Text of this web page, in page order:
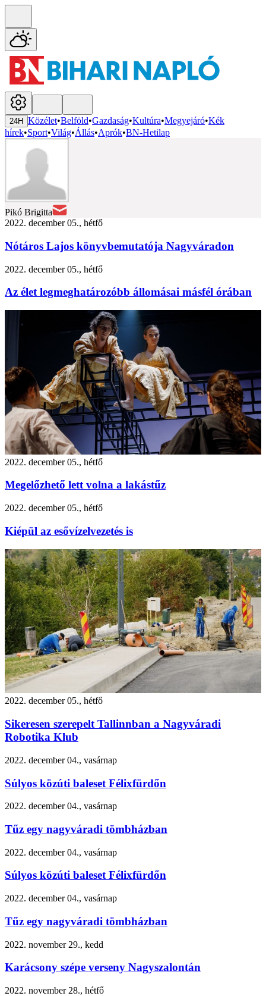
24H Közélet•Belföld•Gazdaság•Kultúra•Megyejáró•Kék
hírek•Sport•Világ•Állás•Aprók•BN-Hetilap
Pikó Brigitta
2022. december 05., hétfő
Nótáros Lajos könyvbemutatója Nagyváradon
2022. december 05., hétfő
Az élet legmeghatározóbb állomásai másfél órában
2022. december 05., hétfő
Megelőzhető lett volna a lakástűz
2022. december 05., hétfő
Kiépül az esővízelvezetés is
2022. december 05., hétfő
Sikeresen szerepelt Tallinnban a Nagyváradi
Robotika Klub
2022. december 04., vasárnap
Súlyos közúti baleset Félixfürdőn
2022. december 04., vasárnap
Tűz egy nagyváradi tömbházban
2022. december 04., vasárnap
Súlyos közúti baleset Félixfürdőn
2022. december 04., vasárnap
Tűz egy nagyváradi tömbházban
2022. november 29., kedd
Karácsony szépe verseny Nagyszalontán
2022. november 28., hétfő